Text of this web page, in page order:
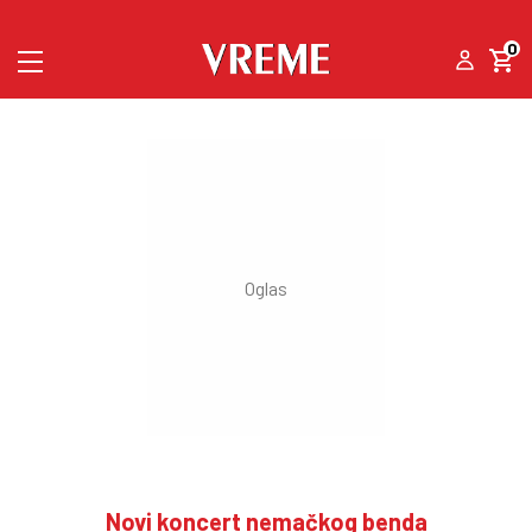
0
Novi koncert nemačkog benda